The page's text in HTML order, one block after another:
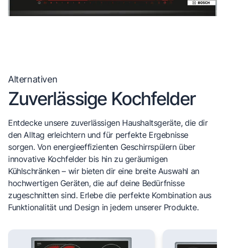
Alternativen
Zuverlässige Kochfelder
Entdecke unsere zuverlässigen Haushaltsgeräte, die dir
den Alltag erleichtern und für perfekte Ergebnisse
sorgen. Von energieeffizienten Geschirrspülern über
innovative Kochfelder bis hin zu geräumigen
Kühlschränken – wir bieten dir eine breite Auswahl an
hochwertigen Geräten, die auf deine Bedürfnisse
zugeschnitten sind. Erlebe die perfekte Kombination aus
Funktionalität und Design in jedem unserer Produkte.